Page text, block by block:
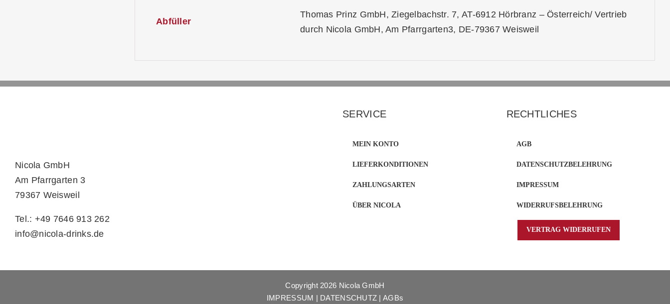
Abfüller
Thomas Prinz GmbH, Ziegelbachstr. 7, AT-6912 Hörbranz – Österreich/ Vertrieb
durch Nicola GmbH, Am Pfarrgarten3, DE-79367 Weisweil
Nicola GmbH
Am Pfarrgarten 3
79367 Weisweil
Tel.: +49 7646 913 262
info@nicola-drinks.de
SERVICE
MEIN KONTO
LIEFERKONDITIONEN
ZAHLUNGSARTEN
ÜBER NICOLA
RECHTLICHES
AGB
DATENSCHUTZBELEHRUNG
IMPRESSUM
WIDERRUFSBELEHRUNG
VERTRAG WIDERRUFEN
Copyright 2026 Nicola GmbH
IMPRESSUM | DATENSCHUTZ | AGBs